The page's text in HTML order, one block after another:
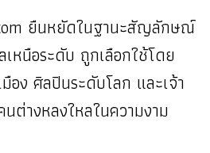
ยืนหยัดในฐานะสัญลักษณ์
หนือระดับ ถูกเลือกใช้โดย
อง ศิลปินระดับโลก และเจ้า
ต่างหลงใหลในความงาม